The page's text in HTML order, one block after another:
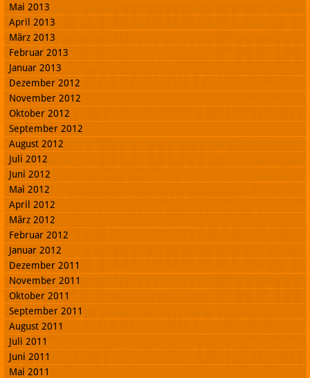
Mai 2013
April 2013
März 2013
Februar 2013
Januar 2013
Dezember 2012
November 2012
Oktober 2012
September 2012
August 2012
Juli 2012
Juni 2012
Mai 2012
April 2012
März 2012
Februar 2012
Januar 2012
Dezember 2011
November 2011
Oktober 2011
September 2011
August 2011
Juli 2011
Juni 2011
Mai 2011